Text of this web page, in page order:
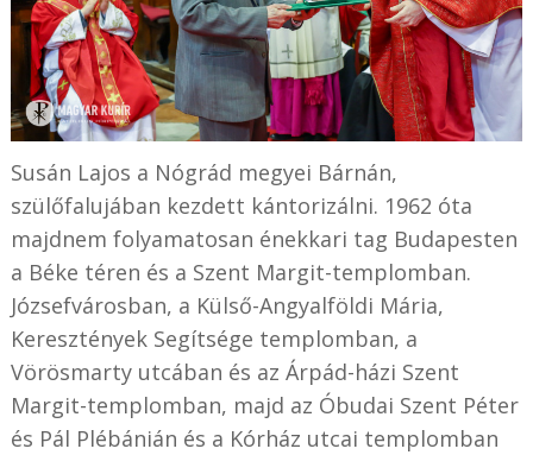
Susán Lajos a Nógrád megyei Bárnán,
szülőfalujában kezdett kántorizálni. 1962 óta
majdnem folyamatosan énekkari tag Budapesten
a Béke téren és a Szent Margit-templomban.
Józsefvárosban, a Külső-Angyalföldi Mária,
Keresztények Segítsége templomban, a
Vörösmarty utcában és az Árpád-házi Szent
Margit-templomban, majd az Óbudai Szent Péter
és Pál Plébánián és a Kórház utcai templomban